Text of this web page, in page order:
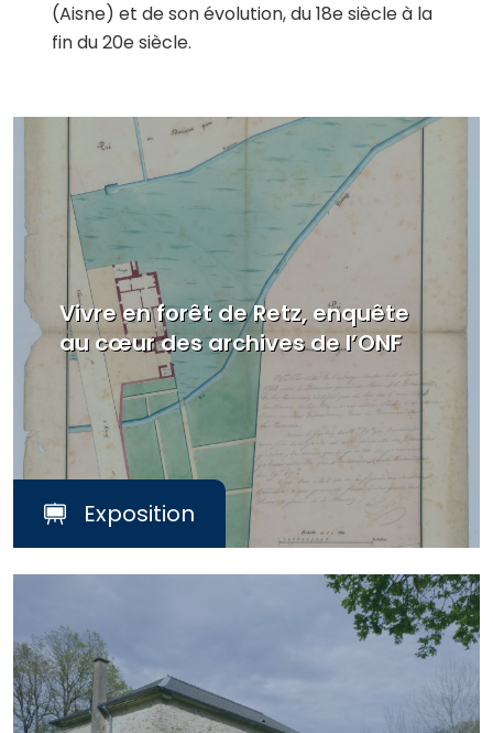
(Aisne) et de son évolution, du 18e siècle à la
fin du 20e siècle.
Vivre en forêt de Retz, enquête
au cœur des archives de l’ONF
Exposition